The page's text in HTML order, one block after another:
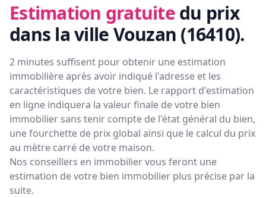
Estimation gratuite du prix
dans la ville Vouzan (16410).
2 minutes suffisent pour obtenir une estimation
immobilière après avoir indiqué l'adresse et les
caractéristiques de votre bien. Le rapport d'estimation
en ligne indiquera la valeur finale de votre bien
immobilier sans tenir compte de l'état général du bien,
une fourchette de prix global ainsi que le calcul du prix
au mètre carré de votre maison.
Nos conseillers en immobilier vous feront une
estimation de votre bien immobilier plus précise par la
suite.